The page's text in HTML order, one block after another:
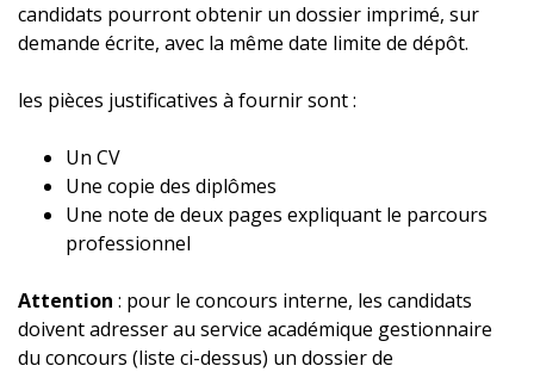
candidats pourront obtenir un dossier imprimé, sur
demande écrite, avec la même date limite de dépôt.
les pièces justificatives à fournir sont :
Un CV
Une copie des diplômes
Une note de deux pages expliquant le parcours
professionnel
Attention : pour le concours interne, les candidats
doivent adresser au service académique gestionnaire
du concours (liste ci-dessus) un dossier de